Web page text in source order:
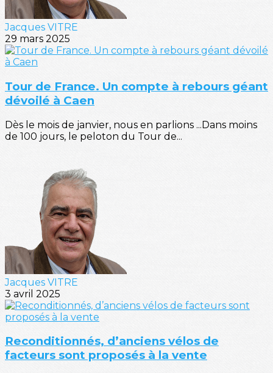
Jacques VITRE
29 mars 2025
Tour de France. Un compte à rebours géant
dévoilé à Caen
Dès le mois de janvier, nous en parlions ...Dans moins
de 100 jours, le peloton du Tour de...
Jacques VITRE
3 avril 2025
Reconditionnés, d’anciens vélos de
facteurs sont proposés à la vente